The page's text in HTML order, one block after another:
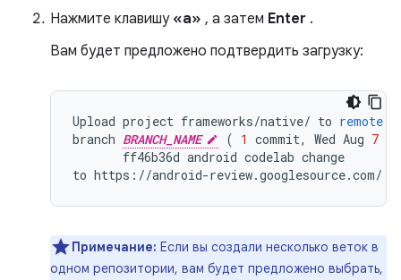
Нажмите клавишу «a» , а затем Enter .
Вам будет предложено подтвердить загрузку:
Upload project frameworks/native/ to remote
branch BRANCH_NAME ( 1 commit, Wed Aug 7
ff46b36d android codelab change
to https : //android-review.googlesource.com/
Примечание: Если вы создали несколько веток в
одном репозитории, вам будет предложено выбрать,